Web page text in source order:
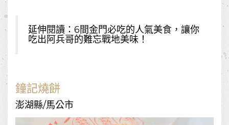
延伸閱讀： 6間金門必吃的人氣美食，讓你
吃出阿兵哥的難忘戰地美味！
鐘記燒餅
澎湖縣/馬公市